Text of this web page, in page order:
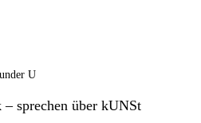
U
sprechen über kUNSt